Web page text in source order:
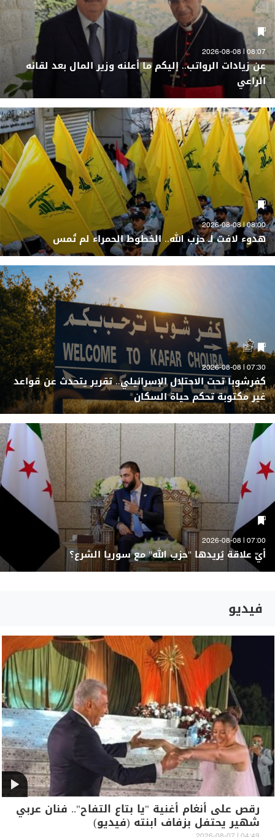
08:07 | 2026-08-08
عن زيادات الرواتب.. إليكم ما أعلنه وزير المال بعد لقائه
الراعي
08:00 | 2026-08-08
هدوء لافت لـ حزب الله.. الخطوط الحمراء لم تُمس
07:30 | 2026-08-08
كفرشوبا تحت الاحتلال الإسرائيلي.. تقرير يتحدث عن قواعد
غير مكتوبة تحكم حياة السكان
07:00 | 2026-08-08
أيّ علاقة يُريدها "حزب الله" مع سوريا الشرع؟
فيديو
رقص على أنغام أغنية "يا بتاع التفاح".. فنان عربي
شهير يحتفل بزفاف ابنته (فيديو)